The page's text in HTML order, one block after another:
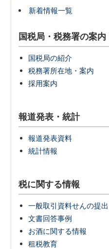
新着情報一覧
国税局・税務署の案内
国税局の紹介
税務署所在地・案内
採用案内
報道発表・統計
報道発表資料
統計情報
税に関する情報
一般取引資料せんの提出
文書回答事例
お酒に関する情報
租税教育